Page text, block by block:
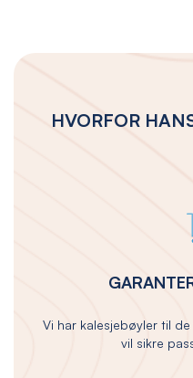
HVORFOR
Vi har kalesjebøyler til
vil sikre